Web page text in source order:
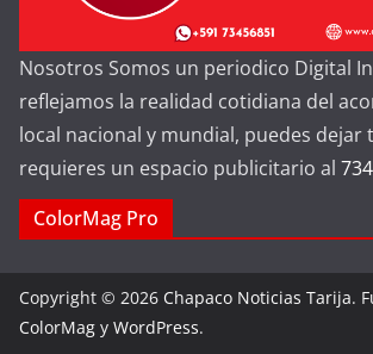
Nosotros Somos un periodico Digital
reflejamos la realidad cotidiana del
local nacional y mundial, puedes dejar
requieres un espacio publicitario al
ColorMag Pro
Copyright © 2026 Chapaco Noticias Tarija.
ColorMag y WordPress.